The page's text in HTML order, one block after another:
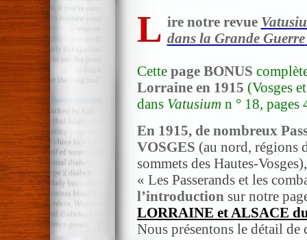
L ire notre revue
dans la Grande Guerre
Cette page BONUS
Lorraine en 1915 (Vosges
dans Vatusium n ° 18, pages
En 1915, de nombreux
VOSGES (au nord, régions
sommets des Hautes-
« Les Passerands et les
l’introduction sur notre
LORRAINE et ALSACE
Nous présentons le détail de